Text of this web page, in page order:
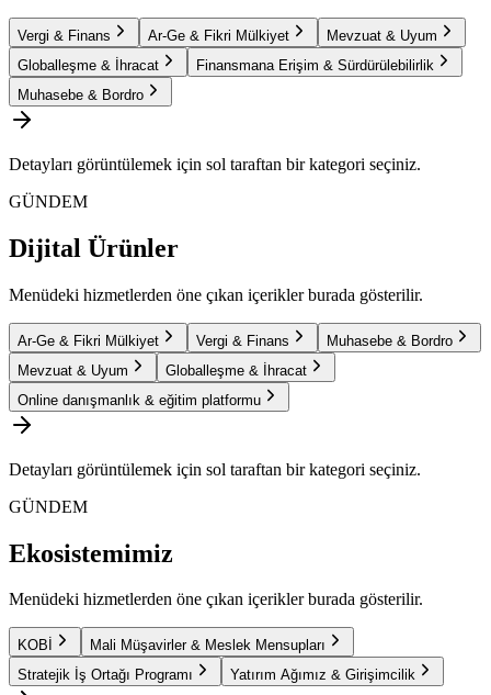
Vergi & Finans Ar-Ge & Fikri Mülkiyet
Mevzuat & Uyum
Globalleşme & İhracat
Finansmana Erişim & Sürdürülebilirlik
Muhasebe & Bordro
Detayları görüntülemek için sol taraftan bir kategori seçiniz.
GÜNDEM
Dijital Ürünler
Menüdeki hizmetlerden öne çıkan içerikler burada gösterilir.
Ar-Ge & Fikri Mülkiyet Vergi & Finans
Muhasebe & Bordro
Mevzuat & Uyum
Globalleşme & İhracat
Online danışmanlık & eğitim platformu
Detayları görüntülemek için sol taraftan bir kategori seçiniz.
GÜNDEM
Ekosistemimiz
Menüdeki hizmetlerden öne çıkan içerikler burada gösterilir.
KOBİ
Mali Müşavirler & Meslek Mensupları
Stratejik İş Ortağı Programı
Yatırım Ağımız & Girişimcilik